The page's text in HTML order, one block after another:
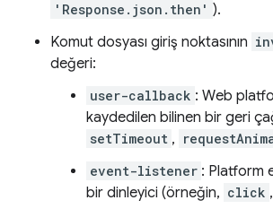
'Response.json.then' ).
Komut dosyası giriş noktasının
değeri:
user-callback : Web
kaydedilen bilinen bir geri
setTimeout ,
event-listener : Platform
bir dinleyici (örneğin, click ,